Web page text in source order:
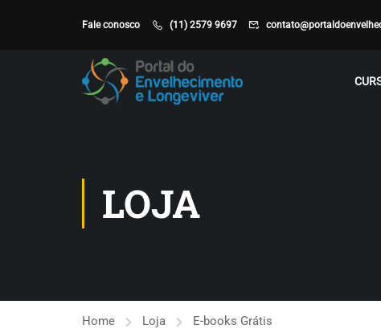
Fale conosco (11) 2579 9697
LOJA
Home Loja E-books Grátis